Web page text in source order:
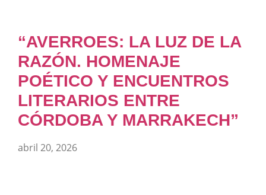
“AVERROES: LA LUZ DE LA
RAZÓN. HOMENAJE
POÉTICO Y ENCUENTROS
LITERARIOS ENTRE
CÓRDOBA Y MARRAKECH”
abril 20, 2026